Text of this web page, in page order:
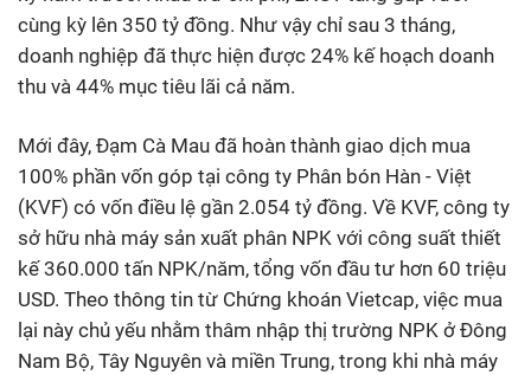
cùng kỳ lên 350 tỷ đồng. Như vậy chỉ sau 3 tháng,
doanh nghiệp đã thực hiện được 24% kế hoạch doanh
thu và 44% mục tiêu lãi cả năm.
Mới đây, Đạm Cà Mau đã hoàn thành giao dịch mua
100% phần vốn góp tại công ty Phân bón Hàn - Việt
(KVF) có vốn điều lệ gần 2.054 tỷ đồng. Về KVF, công ty
sở hữu nhà máy sản xuất phân NPK với công suất thiết
kế 360.000 tấn NPK/năm, tổng vốn đầu tư hơn 60 triệu
USD. Theo thông tin từ Chứng khoán Vietcap, việc mua
lại này chủ yếu nhằm thâm nhập thị trường NPK ở Đông
Nam Bộ, Tây Nguyên và miền Trung, trong khi nhà máy